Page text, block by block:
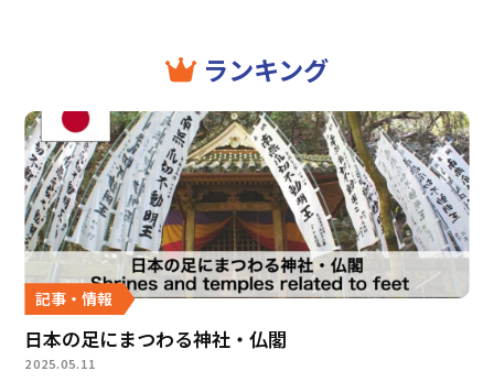
ランキング
記事・情報
日本の足にまつわる神社・仏閣
2025.05.11